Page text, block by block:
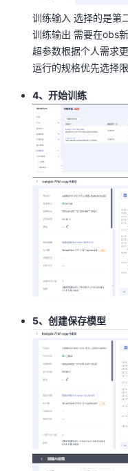
训练输入 选择的是第
训练输出 需要在obs
超参数根据个人需求
运行的规格优先选择
4、开始训练
5、创建保存模型